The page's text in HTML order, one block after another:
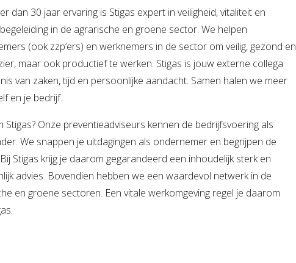
dan 30 jaar ervaring is Stigas expert in veiligheid, vitaliteit en
in de agrarische en groene sector. We helpen
(ook zzp’ers) en werknemers in de sector om veilig, gezond en
maar ook productief te werken. Stigas is jouw externe collega
van zaken, tijd en persoonlijke aandacht. Samen halen we meer
en je bedrijf.
Stigas? Onze preventieadviseurs kennen de bedrijfsvoering als
We snappen je uitdagingen als ondernemer en begrijpen de
Bij Stigas krijg je daarom gegarandeerd een inhoudelijk sterk en
advies. Bovendien hebben we een waardevol netwerk in de
en groene sectoren. Een vitale werkomgeving regel je daarom